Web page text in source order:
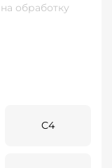
на обработку
C4